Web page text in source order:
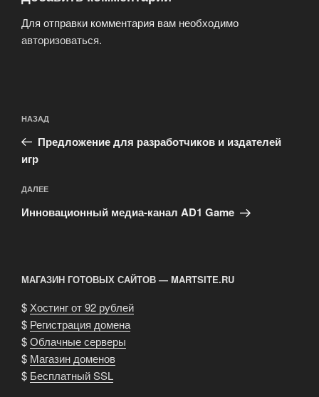
Для отправки комментария вам необходимо
авторизоваться.
по
записям
Предыдущая
запись:
НАЗАД
Предложение для разработчиков и издателей
игр
Следующая
запись
ДАЛЕЕ
Инновационный медиа-канал AD1 Game
МАГАЗИН ГОТОВЫХ САЙТОВ — MARTSITE.RU
$ Хостинг от 92 рублей
$ Регистрация домена
$Облачные серверы
$ Магазин доменов
$ Бесплатный SSL